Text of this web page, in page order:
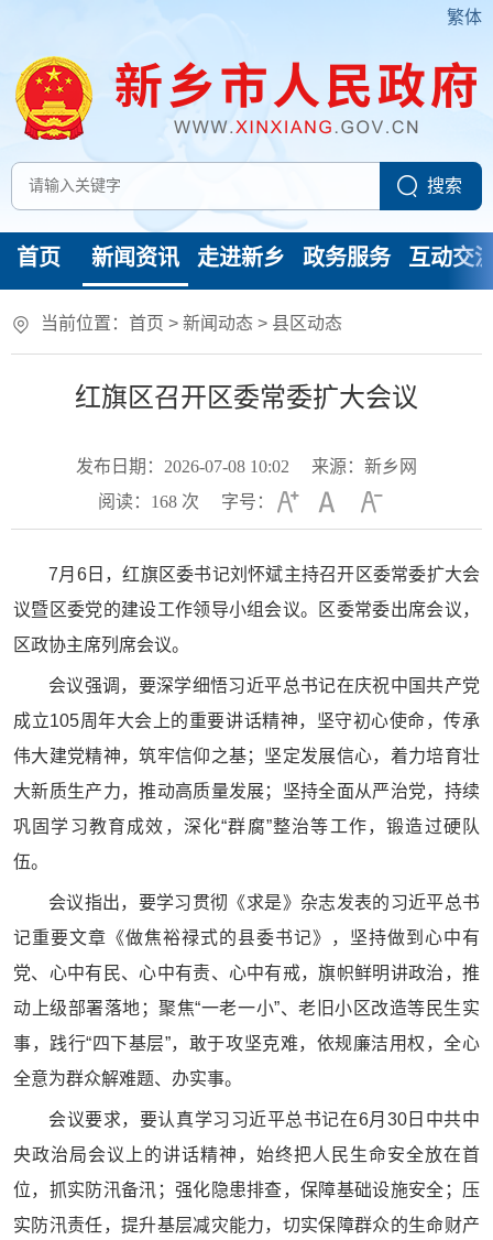
繁体
首页 新闻资讯 走进新乡 政务服务 互动交
当前位置： 首页 > 新闻动态 > 县区动态
红旗区召开区委常委扩大会议
发布日期：2026-07-08 10:02
来源：新乡网
阅读： 168次 字号：
7月6日，红旗区委书记刘怀斌主持召开区委常委扩大会
议暨区委党的建设工作领导小组会议。区委常委出席会议，
区政协主席列席会议。
会议强调，要深学细悟习近平总书记在庆祝中国共产党
成立105周年大会上的重要讲话精神，坚守初心使命，传承
伟大建党精神，筑牢信仰之基；坚定发展信心，着力培育壮
大新质生产力，推动高质量发展；坚持全面从严治党，持续
巩固学习教育成效，深化“群腐”整治等工作，锻造过硬队
伍。
会议指出，要学习贯彻《求是》杂志发表的习近平总书
记重要文章《做焦裕禄式的县委书记》，坚持做到心中有
党、心中有民、心中有责、心中有戒，旗帜鲜明讲政治，推
动上级部署落地；聚焦“一老一小”、老旧小区改造等民生实
事，践行“四下基层”，敢于攻坚克难，依规廉洁用权，全心
全意为群众解难题、办实事。
会议要求，要认真学习习近平总书记在6月30日中共中
央政治局会议上的讲话精神，始终把人民生命安全放在首
位，抓实防汛备汛；强化隐患排查，保障基础设施安全；压
实防汛责任，提升基层减灾能力，切实保障群众的生命财产